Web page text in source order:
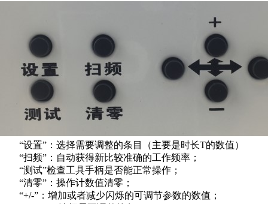
“设置”：选择需要调整的条目（主要是时长T的数值）
“扫频”：自动获得新比较准确的工作频率；
“测试”检查工具手柄是否能正常操作；
“清零”：操作计数值清零；
“+/-”：增加或者减少闪烁的可调节参数的数值；